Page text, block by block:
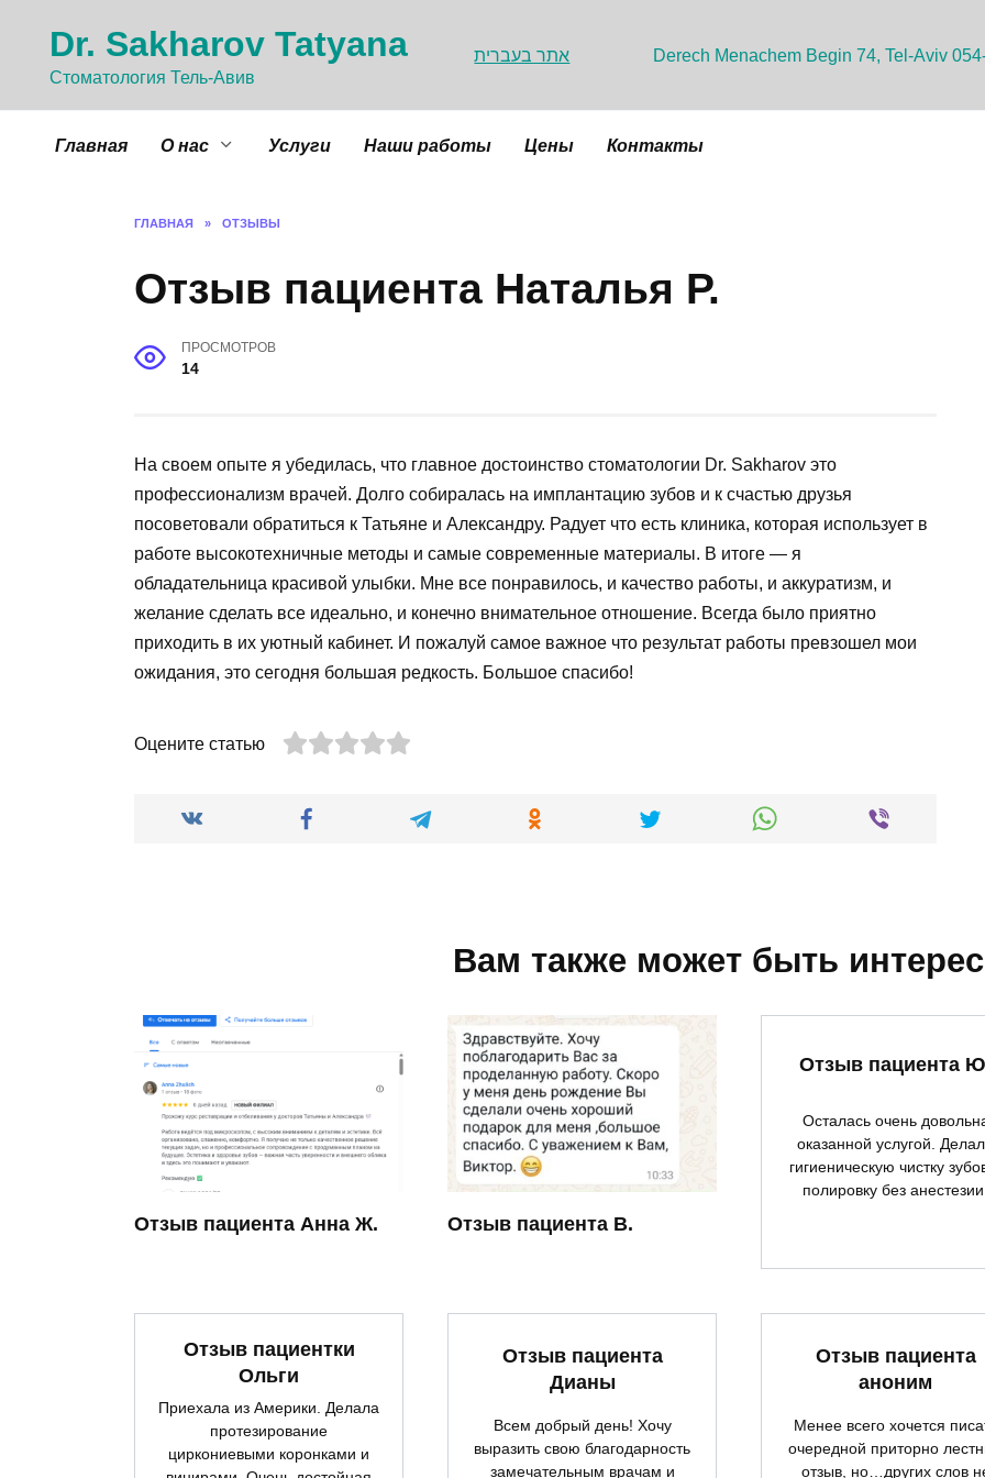
Dr. Sakharov Tatyana
Cтоматология Тель-Авив
אתר בעברית Derech Menachem Begin 74, Tel-Aviv
Главная О нас Услуги Наши работы Цены Контакты
ГЛАВНАЯ » ОТЗЫВЫ
Отзыв пациента Наталья Р.
ПРОСМОТРОВ
14
На своем опыте я убедилась, что главное достоинство стоматологии Dr. Sakharov это
профессионализм врачей. Долго собиралась на имплантацию зубов и к счастью друзья
посоветовали обратиться к Татьяне и Александру. Радует что есть клиника, которая использует в
работе высокотехничные методы и самые современные материалы. В итоге — я
обладательница красивой улыбки. Мне все понравилось, и качество работы, и аккуратизм, и
желание сделать все идеально, и конечно внимательное отношение. Всегда было приятно
приходить в их уютный кабинет. И пожалуй самое важное что результат работы превзошел мои
ожидания, это сегодня большая редкость. Большое спасибо!
Оцените статью
Вам также может быть
Отзыв пациента Анна Ж. Отзыв пациента В.
Отзыв пациента
Осталась очень
оказанной услугой.
гигиеническую чистку
полировку без
Отзыв пациентки
Ольги
Приехала из Америки. Делала
протезирование
циркониевыми коронками и
Отзыв пациента
Дианы
Всем добрый день! Хочу
выразить свою благодарность
замечательным врачам и
Отзыв пациента
аноним
Менее всего хочется
очередной приторно
отзыв, но…других слов